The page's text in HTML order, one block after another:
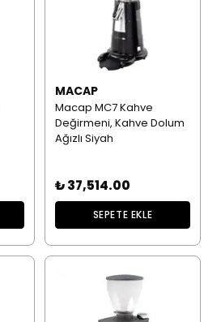
MACAP
Macap MC7 Kahve
Değirmeni, Kahve Dolum
Ağızlı Siyah
₺ 37,514.00
SEPETE EKLE